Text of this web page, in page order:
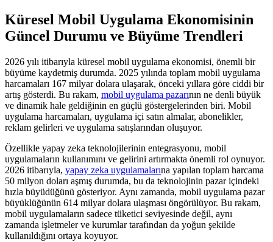
Küresel Mobil Uygulama Ekonomisinin
Güncel Durumu ve Büyüme Trendleri
2026 yılı itibarıyla küresel mobil uygulama ekonomisi, önemli bir
büyüme kaydetmiş durumda. 2025 yılında toplam mobil uygulama
harcamaları 167 milyar dolara ulaşarak, önceki yıllara göre ciddi bir
artış gösterdi. Bu rakam, mobil uygulama pazarının ne denli büyük
ve dinamik hale geldiğinin en güçlü göstergelerinden biri. Mobil
uygulama harcamaları, uygulama içi satın almalar, abonelikler,
reklam gelirleri ve uygulama satışlarından oluşuyor.
Özellikle yapay zeka teknolojilerinin entegrasyonu, mobil
uygulamaların kullanımını ve gelirini artırmakta önemli rol oynuyor.
2026 itibarıyla, yapay zeka uygulamalarına yapılan toplam harcama
50 milyon doları aşmış durumda, bu da teknolojinin pazar içindeki
hızla büyüdüğünü gösteriyor. Aynı zamanda, mobil uygulama pazar
büyüklüğünün 614 milyar dolara ulaşması öngörülüyor. Bu rakam,
mobil uygulamaların sadece tüketici seviyesinde değil, aynı
zamanda işletmeler ve kurumlar tarafından da yoğun şekilde
kullanıldığını ortaya koyuyor.